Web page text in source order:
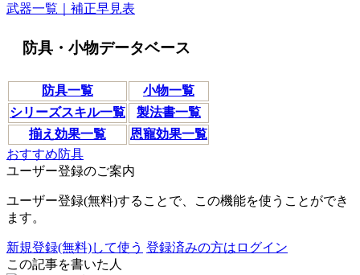
武器一覧｜補正早見表
防具・小物データベース
防具一覧
小物一覧
シリーズスキル一覧
製法書一覧
揃え効果一覧
恩寵効果一覧
おすすめ防具
ユーザー登録のご案内
ユーザー登録(無料)することで、この機能を使うことができ
ます。
新規登録(無料)して使う 登録済みの方はログイン
この記事を書いた人